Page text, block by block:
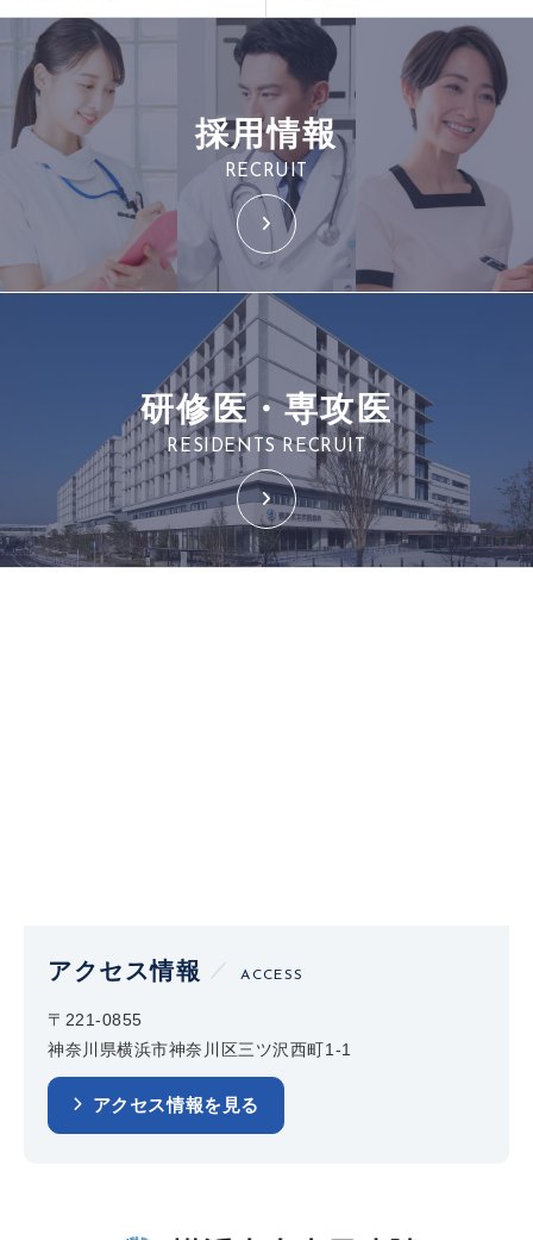
採用情報
RECRUIT
研修医・専攻医
RESIDENTS RECRUIT
アクセス情報 ACCESS
〒221-0855
神奈川県横浜市神奈川区三ツ沢西町1-1
アクセス情報を見る